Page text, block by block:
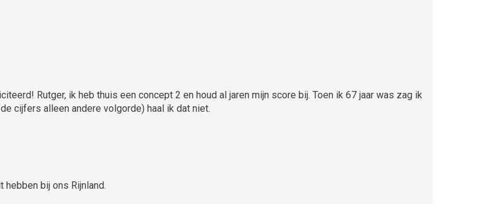
Rutger, ik heb thuis een concept 2 en houd al jaren mijn score bij. Toen ik 67 jaar was zag ik
cijfers alleen andere volgorde) haal ik dat niet.
bij ons Rijnland.